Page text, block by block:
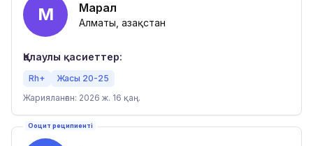
М Марал
Алматы, Қазақстан
Қалаулы қасиеттер:
Rh+
Жасы 20-25
Жарияланған: 2026 ж. 16 қаң.
Ооцит реципиенті